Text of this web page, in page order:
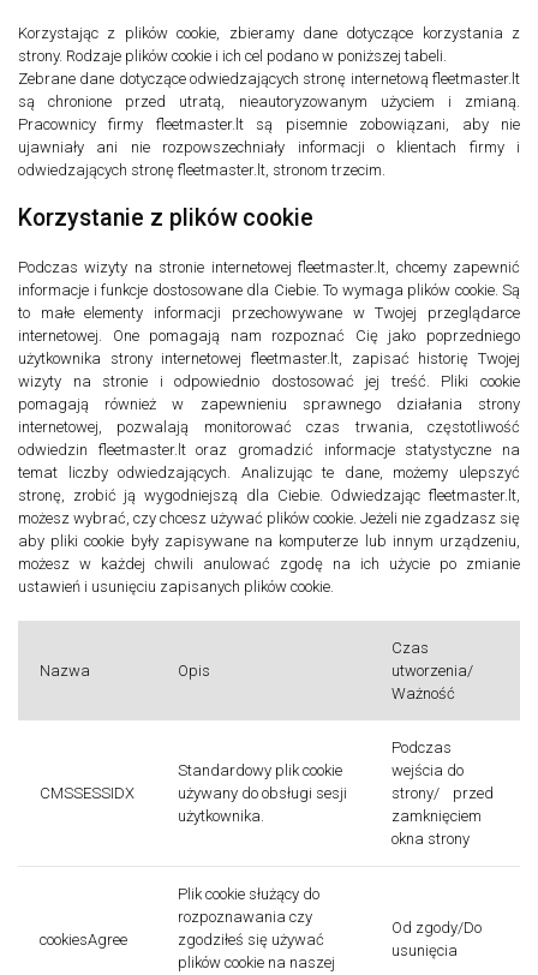
Korzystając z plików cookie, zbieramy dane dotyczące korzystania z
strony. Rodzaje plików cookie i ich cel podano w poniższej tabeli.
Zebrane dane dotyczące odwiedzających stronę internetową fleetmaster.lt
są chronione przed utratą, nieautoryzowanym użyciem i zmianą.
Pracownicy firmy fleetmaster.lt są pisemnie zobowiązani, aby nie
ujawniały ani nie rozpowszechniały informacji o klientach firmy i
odwiedzających stronę fleetmaster.lt, stronom trzecim.
Korzystanie z plików cookie
Podczas wizyty na stronie internetowej fleetmaster.lt, chcemy zapewnić
informacje i funkcje dostosowane dla Ciebie. To wymaga plików cookie. Są
to małe elementy informacji przechowywane w Twojej przeglądarce
internetowej. One pomagają nam rozpoznać Cię jako poprzedniego
użytkownika strony internetowej fleetmaster.lt, zapisać historię Twojej
wizyty na stronie i odpowiednio dostosować jej treść. Pliki cookie
pomagają również w zapewnieniu sprawnego działania strony
internetowej, pozwalają monitorować czas trwania, częstotliwość
odwiedzin fleetmaster.lt oraz gromadzić informacje statystyczne na
temat liczby odwiedzających. Analizując te dane, możemy ulepszyć
stronę, zrobić ją wygodniejszą dla Ciebie. Odwiedzając fleetmaster.lt,
możesz wybrać, czy chcesz używać plików cookie. Jeżeli nie zgadzasz się
aby pliki cookie były zapisywane na komputerze lub innym urządzeniu,
możesz w każdej chwili anulować zgodę na ich użycie po zmianie
ustawień i usunięciu zapisanych plików cookie.
Nazwa Opis
Czas
utworzenia/
Ważność
CMSSESSIDX
Standardowy plik cookie
używany do obsługi sesji
użytkownika.
Podczas
wejścia do
strony/ przed
zamknięciem
okna strony
cookiesAgree
Plik cookie służący do
rozpoznawania czy
zgodziłeś się używać
plików cookie na naszej
Od zgody/Do
usunięcia